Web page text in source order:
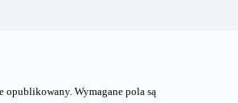
opublikowany. Wymagane pola są